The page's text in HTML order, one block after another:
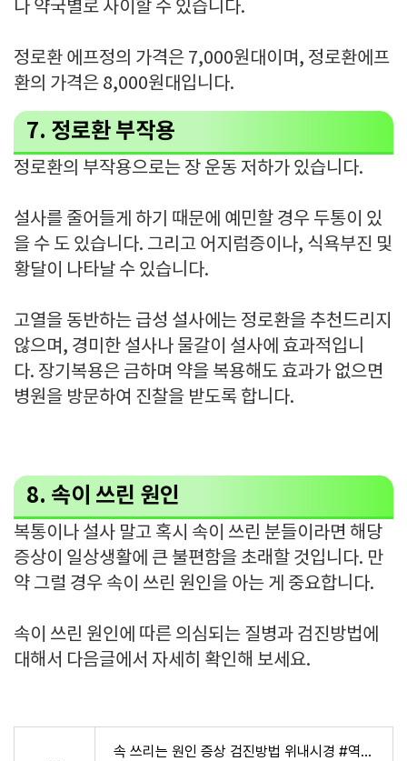
나 약국별로 사이할 수 있습니다.
정로환 에프정의 가격은 7,000원대이며, 정로환에프
환의 가격은 8,000원대입니다.
7. 정로환 부작용
정로환의 부작용으로는 장 운동 저하가 있습니다.
설사를 줄어들게 하기 때문에 예민할 경우 두통이 있
을 수 도 있습니다. 그리고 어지럼증이나, 식욕부진 및
황달이 나타날 수 있습니다.
고열을 동반하는 급성 설사에는 정로환을 추천드리지
않으며, 경미한 설사나 물갈이 설사에 효과적입니
다. 장기복용은 금하며 약을 복용해도 효과가 없으면
병원을 방문하여 진찰을 받도록 합니다.
8. 속이 쓰린 원인
복통이나 설사 말고 혹시 속이 쓰린 분들이라면 해당
증상이 일상생활에 큰 불편함을 초래할 것입니다. 만
약 그럴 경우 속이 쓰린 원인을 아는 게 중요합니다.
속이 쓰린 원인에 따른 의심되는 질병과 검진방법에
대해서 다음글에서 자세히 확인해 보세요.
속 쓰리는 원인 증상 검진방법 위내시경 #역류성식도염